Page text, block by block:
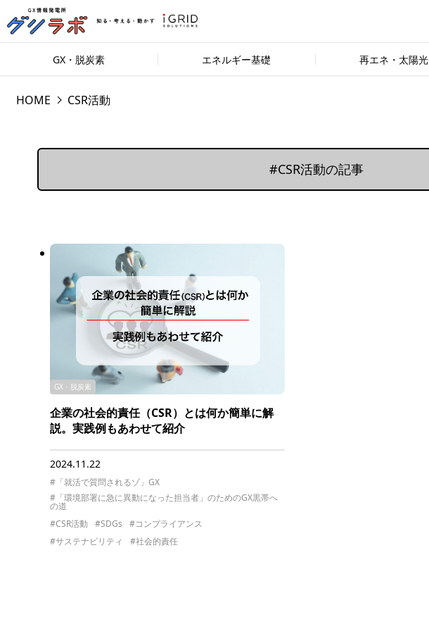
GX・脱炭素 エネルギー基礎 再エネ・太陽光
HOME CSR活動
#CSR活動の記事
GX・脱炭素
企業の社会的責任（CSR）とは何か簡単に解
説。実践例もあわせて紹介
2024.11.22
#「就活で質問されるゾ」GX
#「環境部署に急に異動になった担当者」のためのGX黒帯へ
の道
#CSR活動
#SDGs
#コンプライアンス
#サステナビリティ
#社会的責任